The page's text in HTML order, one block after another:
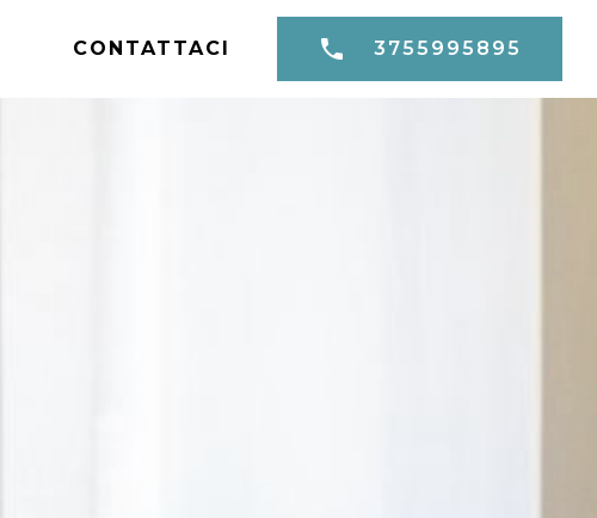
CONTATTACI 3755995895